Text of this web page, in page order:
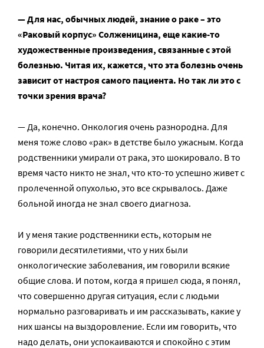
— Для нас, обычных людей, знание о раке – это
«Раковый корпус» Солженицина, еще какие-то
художественные произведения, связанные с этой
болезнью. Читая их, кажется, что эта болезнь очень
зависит от настроя самого пациента. Но так ли это с
точки зрения врача?
— Да, конечно. Онкология очень разнородна. Для
меня тоже слово «рак» в детстве было ужасным. Когда
родственники умирали от рака, это шокировало. В то
время часто никто не знал, что кто-то успешно живет с
пролеченной опухолью, это все скрывалось. Даже
больной иногда не знал своего диагноза.
И у меня такие родственники есть, которым не
говорили десятилетиями, что у них были
онкологические заболевания, им говорили всякие
общие слова. И потом, когда я пришел сюда, я понял,
что совершенно другая ситуация, если с людьми
нормально разговаривать и им рассказывать, какие у
них шансы на выздоровление. Если им говорить, что
надо делать, они успокаиваются и спокойно с этим